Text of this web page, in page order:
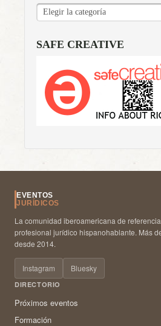
CATEGORÍAS
SAFE CREATIVE
EVENTOS
JURÍDICOS
La comunidad iberoamericana de
profesional jurídico hispanohablante. Más
desde 2014.
Instagram Bluesky
DIRECTORIO
Próximos eventos
Formación